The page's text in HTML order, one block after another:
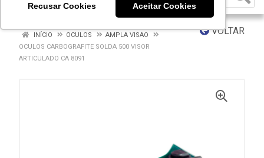
Recusar Cookies Aceitar Cookies
VOLTAR
INÍCIO OCULOS
AMPLA VISAO
OCULOS CARBOGRAFITE SOLDA 500 VISOR
ARTICULADO CA 8091